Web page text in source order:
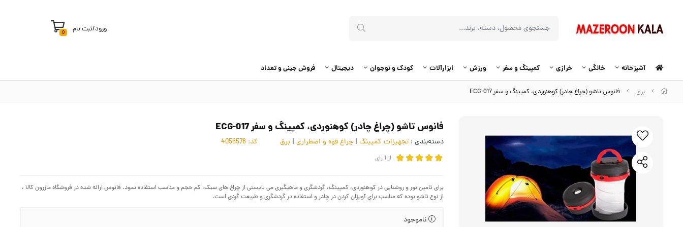
ورود/ثبت نام 0
آشپزخانه خانگی خرازی کمپینگ و سفر ورزش ابزارآلات کودک و نوجوان دیجیتال فروش جینی و تعداد
برق فانوس تاشو (چراغ چادر) کوهنوردی، کمپینگ و سفر ECG-017
فانوس تاشو (چراغ چادر) کوهنوردی، کمپینگ و سفر ECG-017
دسته‌بندی : تجهیزات کمپینگ | چراغ قوه و اضطراری | برق کد:
از 1رای
برای تامین نور و روشنایی در کوهنوردی، کمپینگ، گردشگری و ماهیگیری می بایستی از چراغ های سبک، کم حجم و مناسب استفاده نمود. فانوس ارائه شده در فروشگاه مازرون کالا ،
از نوع تاشو بوده که مناسب برای آویزان کردن در چادر و استفاده در گردشگری و طبیعت گردی است.
ناموجود